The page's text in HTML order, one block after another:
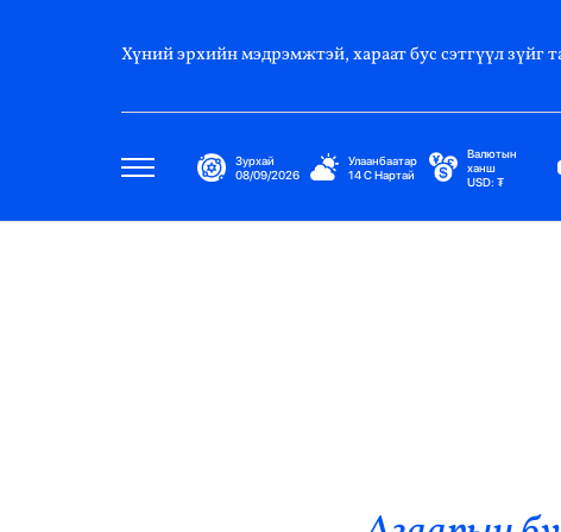
Хүний эрхийн мэдрэмжтэй, хараат бус сэтгүүл зүйг
Зурхай
08/09/2026
Улаанбаатар
14CНартай
Валютын
ханш
USD: ₮